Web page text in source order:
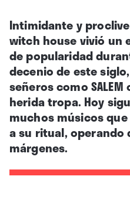
Intimidante y
witch house vivió un
de popularidad
decenio de este
señeros como
herida tropa. Hoy
muchos músicos
a su ritual, operando
márgenes.